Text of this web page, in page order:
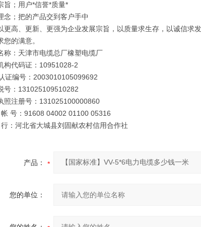
旨；用户*信誉*质量*
念；把的产品交到客户手中
更高、更新、更强为企业发展宗旨，以质量求生存，以诚信求
您的满意。
称：天津市电缆总厂橡塑电缆厂
构代码证：10951028-2
证编号：2003010105099692
号：131025109510282
照注册号：131025100000860
号：91608 04002 01100 05316
：河北省大城县刘固献农村信用合作社
产品：
您的单位：